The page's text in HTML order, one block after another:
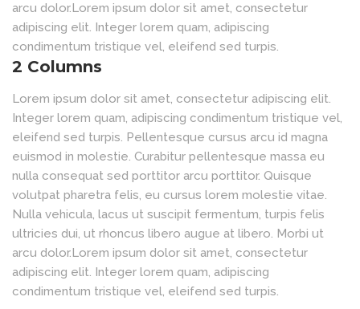
arcu dolor.Lorem ipsum dolor sit amet, consectetur
adipiscing elit. Integer lorem quam, adipiscing
condimentum tristique vel, eleifend sed turpis.
2 Columns
Lorem ipsum dolor sit amet, consectetur adipiscing elit.
Integer lorem quam, adipiscing condimentum tristique vel,
eleifend sed turpis. Pellentesque cursus arcu id magna
euismod in molestie. Curabitur pellentesque massa eu
nulla consequat sed porttitor arcu porttitor. Quisque
volutpat pharetra felis, eu cursus lorem molestie vitae.
Nulla vehicula, lacus ut suscipit fermentum, turpis felis
ultricies dui, ut rhoncus libero augue at libero. Morbi ut
arcu dolor.Lorem ipsum dolor sit amet, consectetur
adipiscing elit. Integer lorem quam, adipiscing
condimentum tristique vel, eleifend sed turpis.